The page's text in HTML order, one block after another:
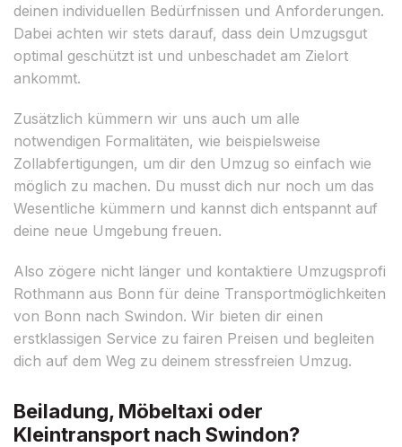
deinen individuellen Bedürfnissen und Anforderungen.
Dabei achten wir stets darauf, dass dein Umzugsgut
optimal geschützt ist und unbeschadet am Zielort
ankommt.
Zusätzlich kümmern wir uns auch um alle
notwendigen Formalitäten, wie beispielsweise
Zollabfertigungen, um dir den Umzug so einfach wie
möglich zu machen. Du musst dich nur noch um das
Wesentliche kümmern und kannst dich entspannt auf
deine neue Umgebung freuen.
Also zögere nicht länger und kontaktiere Umzugsprofi
Rothmann aus Bonn für deine Transportmöglichkeiten
von Bonn nach Swindon. Wir bieten dir einen
erstklassigen Service zu fairen Preisen und begleiten
dich auf dem Weg zu deinem stressfreien Umzug.
Beiladung, Möbeltaxi oder
Kleintransport nach Swindon?